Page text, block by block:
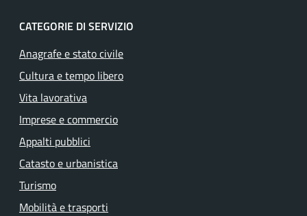
CATEGORIE DI SERVIZIO
Anagrafe e stato civile
Cultura e tempo libero
Vita lavorativa
Imprese e commercio
Appalti pubblici
Catasto e urbanistica
Turismo
Mobilità e trasporti